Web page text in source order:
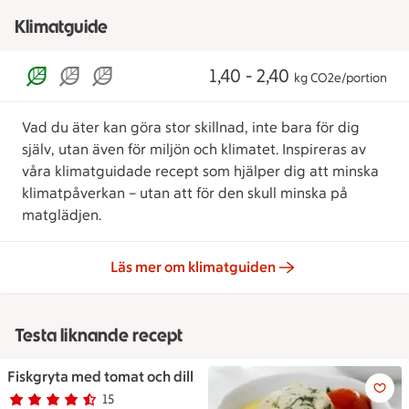
Klimatguide
1,40 - 2,40 kg CO2e/portion
Vad du äter kan göra stor skillnad, inte bara för dig
själv, utan även för miljön och klimatet. Inspireras av
våra klimatguidade recept som hjälper dig att minska
klimatpåverkan – utan att för den skull minska på
matglädjen.
Läs mer om klimatguiden
Testa liknande recept
Fiskgryta med tomat och dill
Betyg 4.3 av 5. 15
15 personer har röstat
Fiskgryta med tomat och dill